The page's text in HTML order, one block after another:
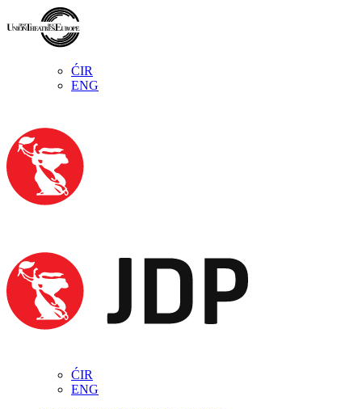
ĆIR
ENG
ĆIR
ENG